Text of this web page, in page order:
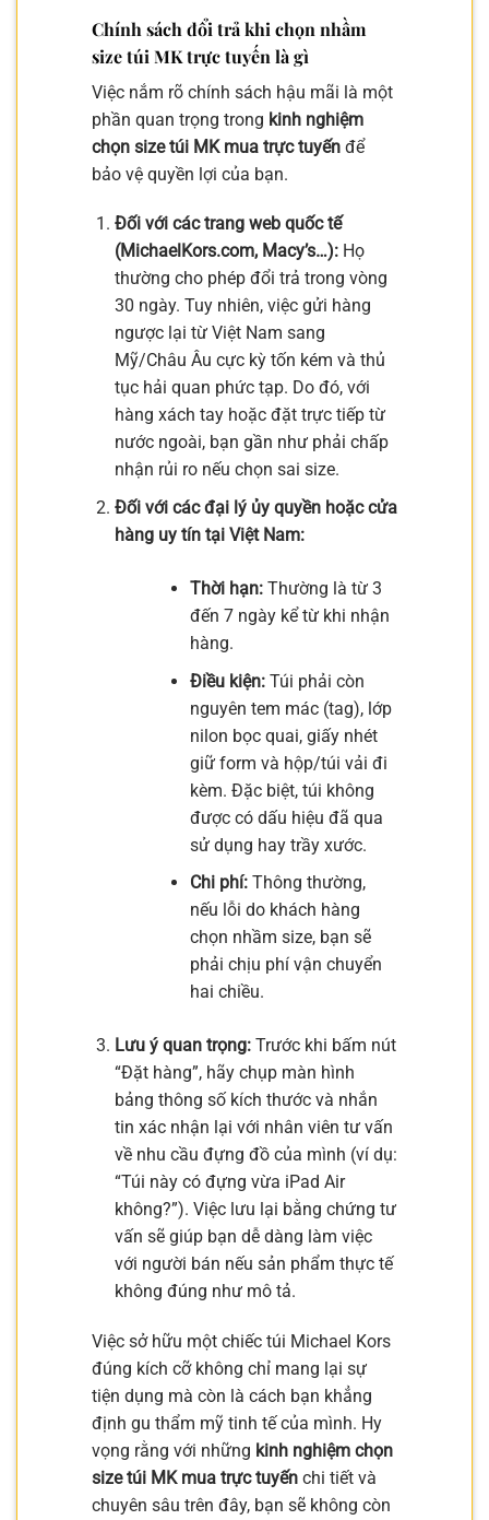
Chính sách đổi trả khi chọn nhầm
size túi MK trực tuyến là gì
Việc nắm rõ chính sách hậu mãi là một
phần quan trọng trong kinh nghiệm
chọn size túi MK mua trực tuyến để
bảo vệ quyền lợi của bạn.
Đối với các trang web quốc tế
(MichaelKors.com, Macy’s…):Họ
thường cho phép đổi trả trong vòng
30 ngày. Tuy nhiên, việc gửi hàng
ngược lại từ Việt Nam sang
Mỹ/Châu Âu cực kỳ tốn kém và thủ
tục hải quan phức tạp. Do đó, với
hàng xách tay hoặc đặt trực tiếp từ
nước ngoài, bạn gần như phải chấp
nhận rủi ro nếu chọn sai size.
Đối với các đại lý ủy quyền hoặc cửa
hàng uy tín tại Việt Nam:
Thời hạn:Thường là từ 3
đến 7 ngày kể từ khi nhận
hàng.
Điều kiện:Túi phải còn
nguyên tem mác (tag), lớp
nilon bọc quai, giấy nhét
giữ form và hộp/túi vải đi
kèm. Đặc biệt, túi không
được có dấu hiệu đã qua
sử dụng hay trầy xước.
Chi phí:Thông thường,
nếu lỗi do khách hàng
chọn nhầm size, bạn sẽ
phải chịu phí vận chuyển
hai chiều.
Lưu ý quan trọng:Trước khi bấm nút
“Đặt hàng”, hãy chụp màn hình
bảng thông số kích thước và nhắn
tin xác nhận lại với nhân viên tư vấn
về nhu cầu đựng đồ của mình (ví dụ:
“Túi này có đựng vừa iPad Air
không?”). Việc lưu lại bằng chứng tư
vấn sẽ giúp bạn dễ dàng làm việc
với người bán nếu sản phẩm thực tế
không đúng như mô tả.
Việc sở hữu một chiếc túi Michael Kors
đúng kích cỡ không chỉ mang lại sự
tiện dụng mà còn là cách bạn khẳng
định gu thẩm mỹ tinh tế của mình. Hy
vọng rằng với những kinh nghiệm chọn
size túi MK mua trực tuyến chi tiết và
chuyên sâu trên đây, bạn sẽ không còn